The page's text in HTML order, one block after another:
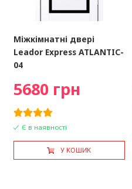
Міжкімнатні двері
Leador Express ATLANTIC-
04
5680 грн
Є в наявності
У КОШИК